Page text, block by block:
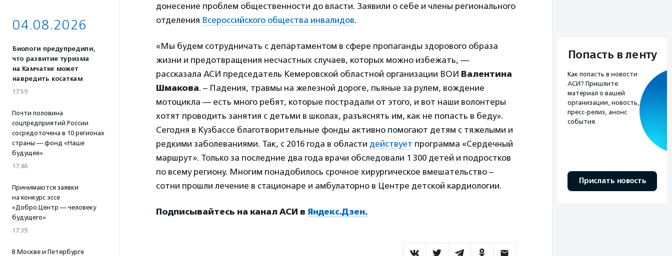
04.08.2026
Биологи предупредили,
что развитие туризма
на Камчатке может
навредить косаткам
17:59
Почти половина
соцпредприятий России
сосредоточена в 10 регионах
страны — фонд «Наше
будущее»
17:46
Принимаются заявки
на конкурс эссе
«Добро.Центр — человеку
будущего»
17:39
В Москве и Петербурге
донесение проблем общественности до власти. Заявили о себе и члены регионального
отделения Всероссийского общества инвалидов.
«Мы будем сотрудничать с департаментом в сфере пропаганды здорового образа
жизни и предотвращения несчастных случаев, которых можно избежать, —
рассказала АСИ председатель Кемеровской областной организации ВОИ Валентина
Шмакова. – Падения, травмы на железной дороге, пьяные за рулем, вождение
мотоцикла — есть много ребят, которые пострадали от этого, и вот наши волонтеры
хотят проводить занятия с детьми в школах, разъяснять им, как не попасть в беду».
Сегодня в Кузбассе благотворительные фонды активно помогают детям с тяжелыми и
редкими заболеваниями. Так, с 2016 года в области действует программа «Сердечный
маршрут». Только за последние два года врачи обследовали 1 300 детей и подростков
по всему региону. Многим понадобилось срочное хирургическое вмешательство –
сотни прошли лечение в стационаре и амбулаторно в Центре детской кардиологии.
Подписывайтесь на канал АСИ в Яндекс.Дзен.
Попасть в ленту
Как попасть в новости
АСИ? Пришлите
материал о вашей
организации, новость,
пресс-релиз, анонс
события.
Прислать новость